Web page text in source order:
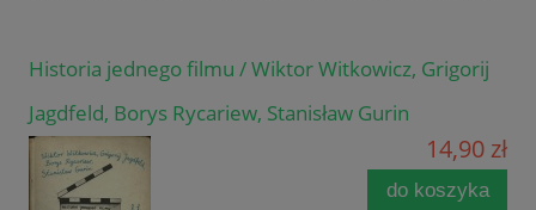
Historia jednego filmu / Wiktor Witkowicz, Grigorij
Jagdfeld, Borys Rycariew, Stanisław Gurin
14,90 zł
do koszyka